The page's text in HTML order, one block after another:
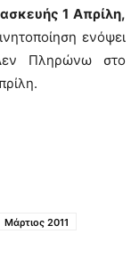
1 Απρίλη,
ενόψει
Πληρώνω στο
Μάρτιος 2011